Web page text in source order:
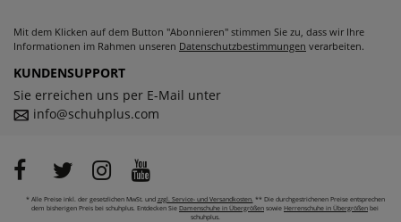
Mit dem Klicken auf dem Button "Abonnieren" stimmen Sie zu, dass wir Ihre
Informationen im Rahmen unseren Datenschutzbestimmungen verarbeiten.
KUNDENSUPPORT
Sie erreichen uns per E-Mail unter
info@schuhplus.com
* Alle Preise inkl. der gesetzlichen MwSt. und zzgl. Service- und Versandkosten.** Die durchgestrichenen Preise entsprechen
dem bisherigen Preis bei schuhplus. Entdecken Sie Damenschuhe in Übergrößen sowie Herrenschuhe in Übergrößen bei
schuhplus.